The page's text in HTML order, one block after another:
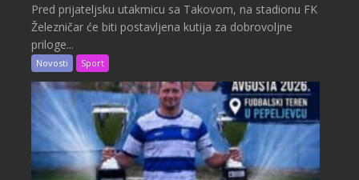
Pred prijateljsku utakmicu sa Takovom, na stadionu FK
Železničar će biti postavljena kutija za dobrovoljne
priloge...
Novosti Sport